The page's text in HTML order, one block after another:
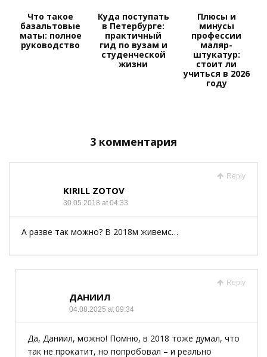
Что такое
базальтовые
маты: полное
руководство
Куда поступать
в Петербурге:
практичный
гид по вузам и
студенческой
жизни
Плюсы и
минусы
профессии
маляр-
штукатур:
стоит ли
учиться в 2026
году
3 комментария
Reply
KIRILL ZOTOV
30.05.2018 at 04:33
А разве так можно? В 2018м живемс…
Reply
ДАНИИЛ
04.08.2025 at 09:34
Да, Даниил, можно! Помню, в 2018 тоже думал, что
так не прокатит, но попробовал – и реально